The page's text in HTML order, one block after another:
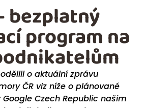
o aktuální zprávu
ČR viz níže o plánované
Czech Republic našim
bezplatný
program na